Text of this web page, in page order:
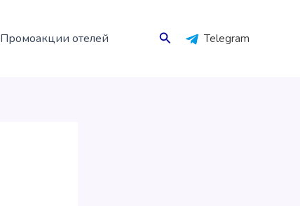
Промоакции отелей Поиск Telegram